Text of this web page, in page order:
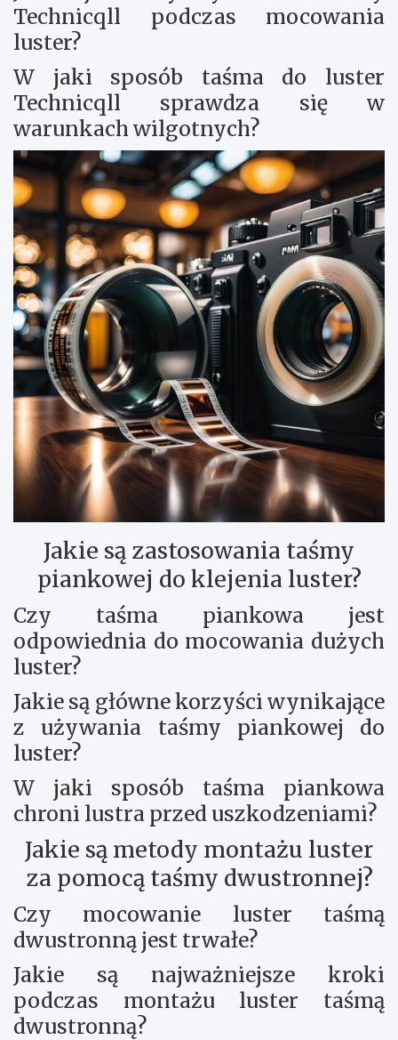
Technicqll podczas mocowania
luster?
W jaki sposób taśma do luster
Technicqll sprawdza się w
warunkach wilgotnych?
Jakie są zastosowania taśmy
piankowej do klejenia luster?
Czy taśma piankowa jest
odpowiednia do mocowania dużych
luster?
Jakie są główne korzyści wynikające
z używania taśmy piankowej do
luster?
W jaki sposób taśma piankowa
chroni lustra przed uszkodzeniami?
Jakie są metody montażu luster
za pomocą taśmy dwustronnej?
Czy mocowanie luster taśmą
dwustronną jest trwałe?
Jakie są najważniejsze kroki
podczas montażu luster taśmą
dwustronną?